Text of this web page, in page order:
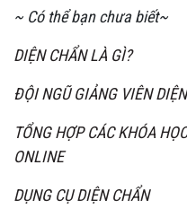
~ Có thể bạn chưa biết~
DIỆN CHẨN LÀ GÌ?
ĐỘI NGŨ GIẢNG VIÊN
TỔNG HỢP CÁC KHÓA
ONLINE
DỤNG CỤ DIỆN CHẨN